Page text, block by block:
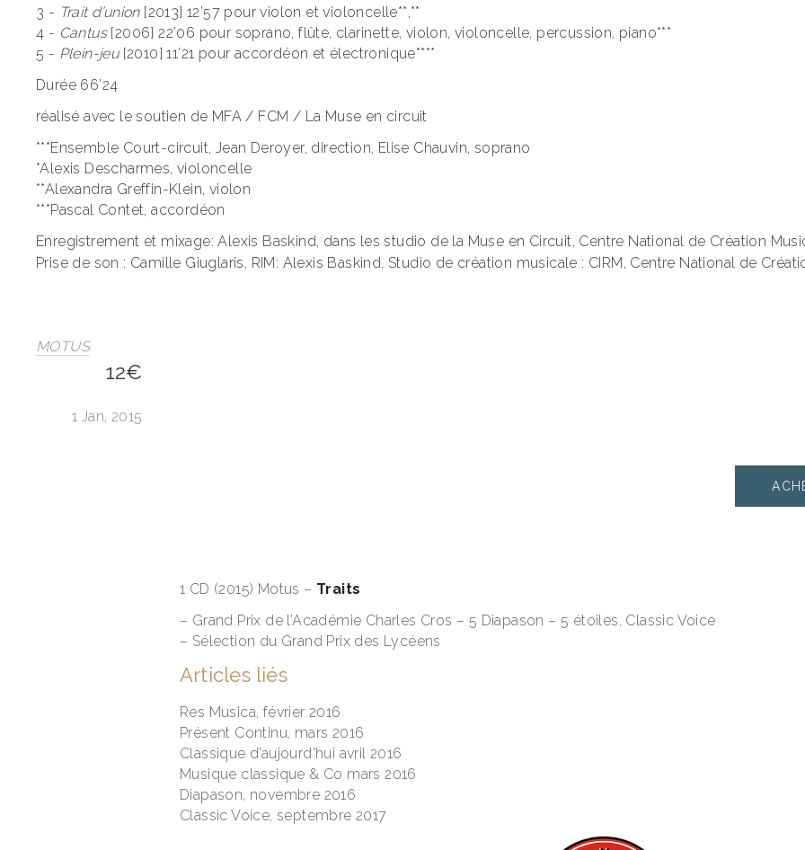
3 - Trait d’union[2013] 12’57 pour violon et violoncelle**,**
4 - Cantus[2006] 22’06 pour soprano, flûte, clarinette, violon, violoncelle, percussion, piano***
5 - Plein-jeu[2010] 11’21 pour accordéon et électronique****
Durée 66’24
réalisé avec le soutien de MFA / FCM / La Muse en circuit
***Ensemble Court-circuit, Jean Deroyer, direction, Elise Chauvin, soprano
*Alexis Descharmes, violoncelle
**Alexandra Greffin-Klein, violon
***Pascal Contet, accordéon
Enregistrement et mixage: Alexis Baskind, dans les studio de la Muse en Circuit, Centre National de Création
Prise de son : Camille Giuglaris, RIM: Alexis Baskind, Studio de création musicale : CIRM, Centre National de
MOTUS
12€
1 Jan, 2015
1 CD (2015) Motus – Traits
– Grand Prix de l’Académie Charles Cros – 5 Diapason – 5 étoiles, Classic Voice
– Sélection du Grand Prix des Lycéens
Articles liés
Res Musica , février 2016
Présent Continu , mars 2016
Classique d’aujourd’hui avril 2016
Musique classique & Co mars 2016
Diapason , novembre 2016
Classic Voice , septembre 2017